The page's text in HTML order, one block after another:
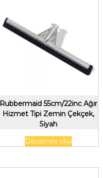
Rubbermaid 55cm/22inc Ağır
Hizmet Tipi Zemin Çekçek,
Siyah
Devamını oku